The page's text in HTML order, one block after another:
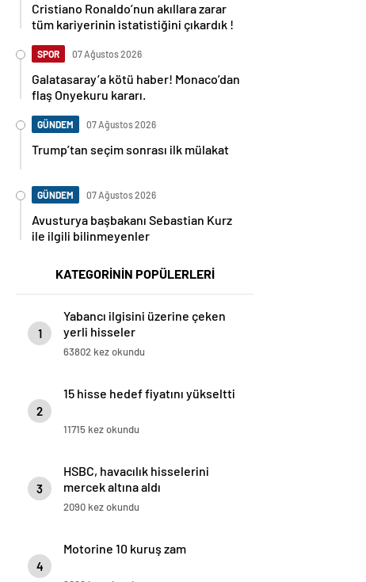
Cristiano Ronaldo’nun akıllara zarar
tüm kariyerinin istatistiğini çıkardık !
SPOR 07 Ağustos 2026
Galatasaray’a kötü haber! Monaco’dan
flaş Onyekuru kararı.
GÜNDEM 07 Ağustos 2026
Trump’tan seçim sonrası ilk mülakat
GÜNDEM 07 Ağustos 2026
Avusturya başbakanı Sebastian Kurz
ile ilgili bilinmeyenler
KATEGORİNİN POPÜLERLERİ
1
Yabancı ilgisini üzerine çeken
yerli hisseler
63802 kez okundu
2
15 hisse hedef fiyatını yükseltti
11715 kez okundu
3
HSBC, havacılık hisselerini
mercek altına aldı
2090 kez okundu
4
Motorine 10 kuruş zam